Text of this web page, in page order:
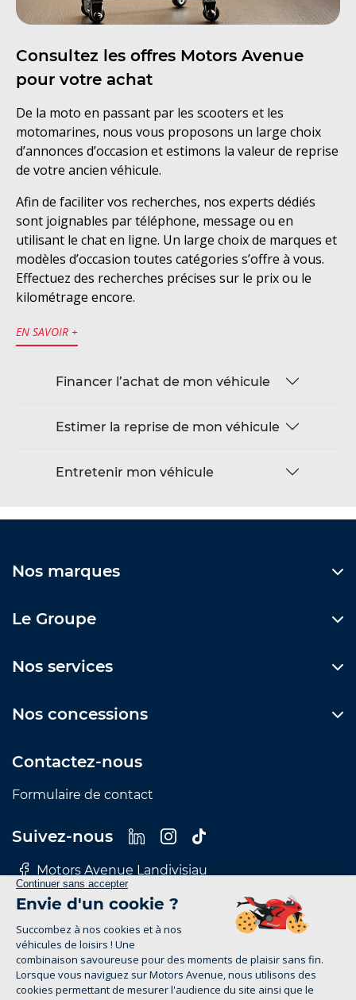
Consultez les offres Motors Avenue
pour votre achat
De la moto en passant par les scooters et les
motomarines, nous vous proposons un large choix
d’annonces d’occasion et estimons la valeur de reprise
de votre ancien véhicule.
Afin de faciliter vos recherches, nos experts dédiés
sont joignables par téléphone, message ou en
utilisant le chat en ligne. Un large choix de marques et
modèles d’occasion toutes catégories s’offre à vous.
Effectuez des recherches précises sur le prix ou le
kilométrage encore.
EN SAVOIR +
Financer l’achat de mon véhicule
Estimer la reprise de mon véhicule
Entretenir mon véhicule
Nos marques
Le Groupe
Nos services
Nos concessions
Contactez-nous
Formulaire de contact
Suivez-nous
Motors Avenue Landivisiau
Motors Avenue Le Mans
Motors Avenue Rennes
Motors Avenue Tours